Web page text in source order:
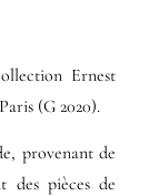
Ernest
(G 2020).
provenant de
des pièces de